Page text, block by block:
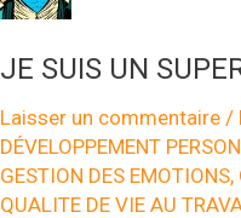
JE SUIS UN
Laisser un commentaire /
DÉVELOPPEMENT
GESTION DES EMOTIONS,
QUALITE DE VIE AU